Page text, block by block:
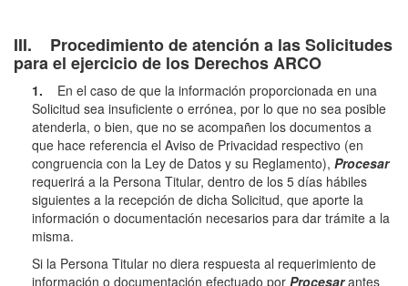
III. Procedimiento de atención a las Solicitudes
para el ejercicio de los Derechos ARCO
1. En el caso de que la información proporcionada en una
Solicitud sea insuficiente o errónea, por lo que no sea posible
atenderla, o bien, que no se acompañen los documentos a
que hace referencia el Aviso de Privacidad respectivo (en
congruencia con la Ley de Datos y su Reglamento), Procesar
requerirá a la Persona Titular, dentro de los 5 días hábiles
siguientes a la recepción de dicha Solicitud, que aporte la
información o documentación necesarios para dar trámite a la
misma.
Si la Persona Titular no diera respuesta al requerimiento de
información o documentación efectuado por Procesarantes